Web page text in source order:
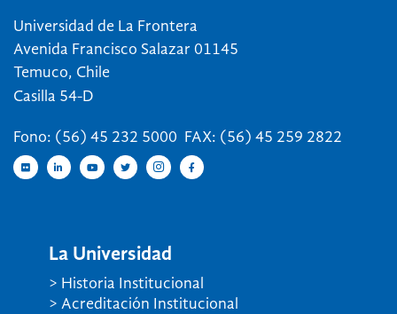
Universidad de La Frontera
Avenida Francisco Salazar 01145
Temuco, Chile
Casilla 54-D
Fono: (56) 45 232 5000 FAX: (56) 45 259 2822
La Universidad
> Historia Institucional
> Acreditación Institucional